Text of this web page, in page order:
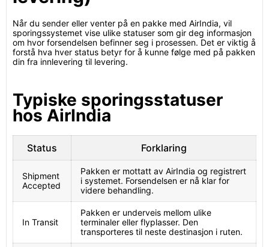
Når du sender eller venter på en pakke med AirIndia, vil
sporingssystemet vise ulike statuser som gir deg informasjon
om hvor forsendelsen befinner seg i prosessen. Det er viktig å
forstå hva hver status betyr for å kunne følge med på pakken
din fra innlevering til levering.
Typiske sporingsstatuser
hos AirIndia
Status Forklaring
Shipment
Accepted
Pakken er mottatt av AirIndia og registrert
i systemet. Forsendelsen er nå klar for
videre behandling.
In Transit
Pakken er underveis mellom ulike
terminaler eller flyplasser. Den
transporteres til neste destinasjon i ruten.